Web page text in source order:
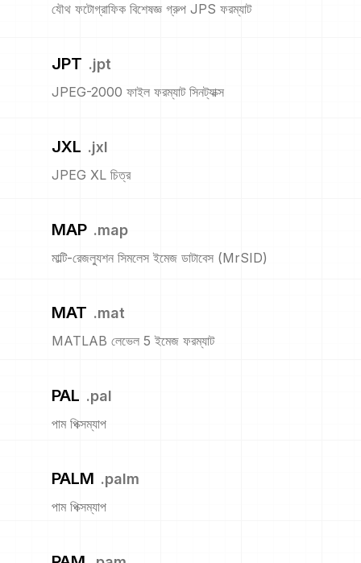
যৌথ ফটোগ্রাফিক বিশেষজ্ঞ গ্রুপ JPS ফরম্যাট
JPT .jpt
JPEG-2000 ফাইল ফরম্যাট সিনট্যাক্স
JXL .jxl
JPEG XL চিত্র
MAP .map
মাল্টি-রেজল্যুশন সিমলেস ইমেজ ডাটাবেস (MrSID)
MAT .mat
MATLAB লেভেল 5 ইমেজ ফরম্যাট
PAL .pal
পাম পিক্সম্যাপ
PALM .palm
পাম পিক্সম্যাপ